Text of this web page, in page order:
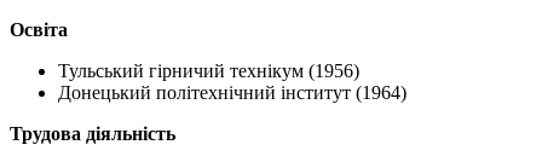
Освіта
Тульський гірничий технікум (1956)
Донецький політехнічний інститут (1964)
Трудова діяльність